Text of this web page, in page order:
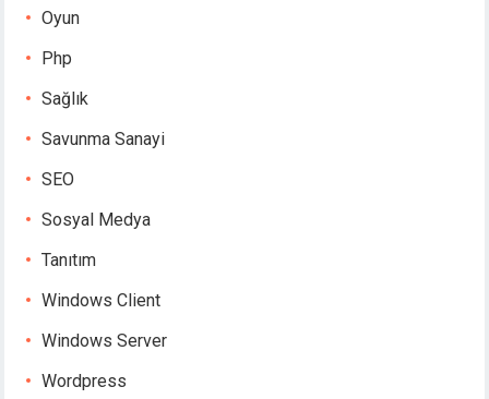
Oyun
Php
Sağlık
Savunma Sanayi
SEO
Sosyal Medya
Tanıtım
Windows Client
Windows Server
Wordpress